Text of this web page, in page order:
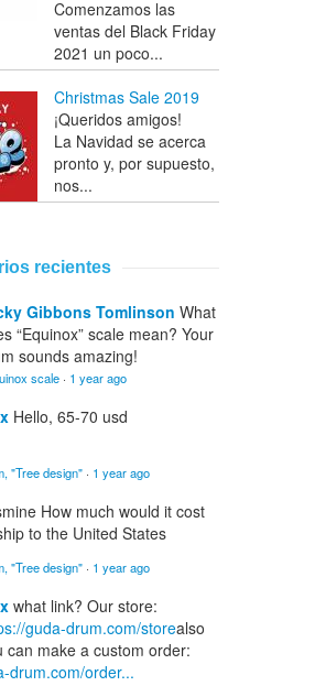
Comenzamos las
ventas del Black Friday
2021 un poco...
Christmas Sale 2019
¡Queridos amigos!
La Navidad se acerca
pronto y, por supuesto,
nos...
recientes
Gibbons Tomlinson What
“Equinox” scale mean? Your
sounds amazing!
scale · 1 year ago
Hello, 65-70 usd
"Tree design" · 1 year ago
How much would it cost
to the United States
"Tree design" · 1 year ago
what link? Our store:
guda-drum.com/storealso
can make a custom order:
drum.com/order...